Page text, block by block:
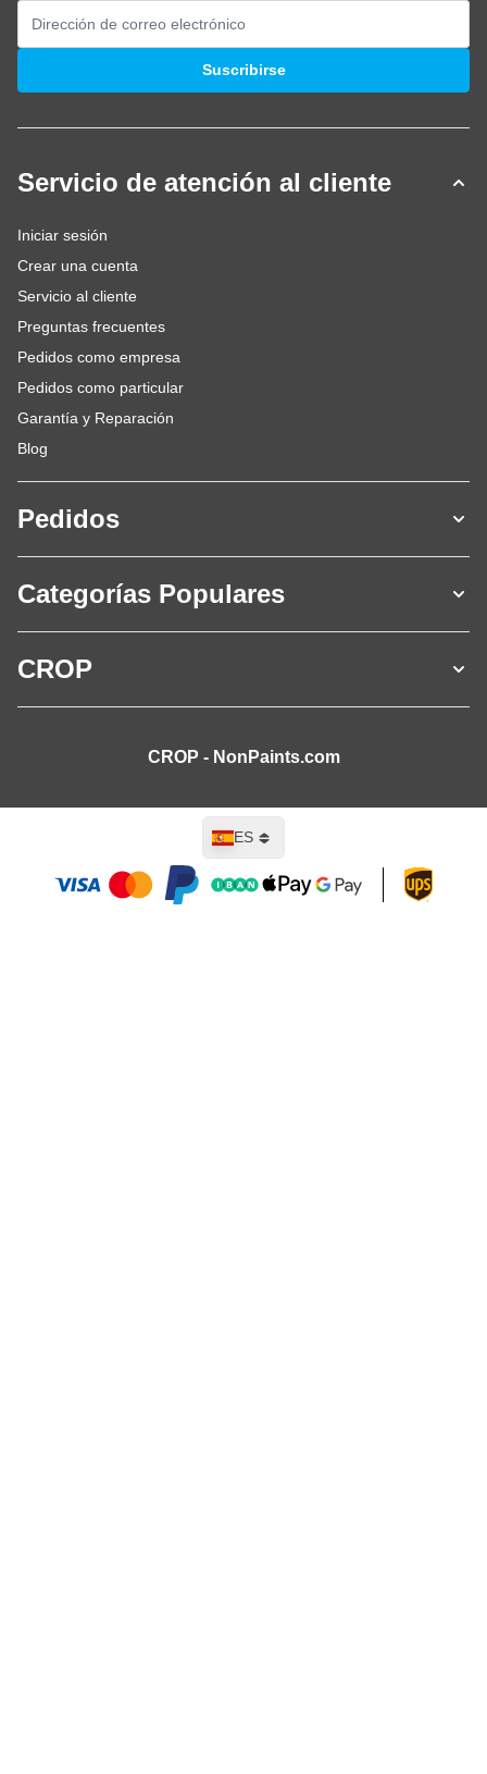
Dirección de email
Suscribirse
Servicio de atención al cliente
Iniciar sesión
Crear una cuenta
Servicio al cliente
Preguntas frecuentes
Pedidos como empresa
Pedidos como particular
Garantía y Reparación
Blog
Pedidos
Categorías Populares
CROP
CROP - NonPaints.com
Lenguaje
ES